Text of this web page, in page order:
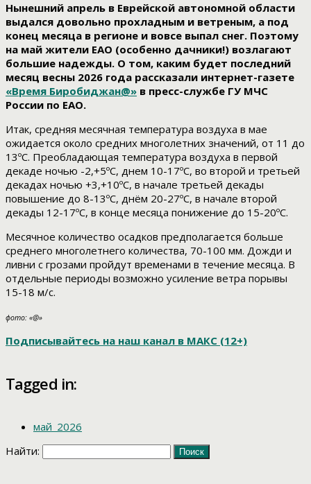
Нынешний апрель в Еврейской автономной области
выдался довольно прохладным и ветреным, а под
конец месяца в регионе и вовсе выпал снег. Поэтому
на май жители ЕАО (особенно дачники!) возлагают
большие надежды. О том, каким будет последний
месяц весны 2026 года рассказали интернет-газете
«Время Биробиджан@» в пресс-службе ГУ МЧС
России по ЕАО.
Итак, средняя месячная температура воздуха в мае
ожидается около средних многолетних значений, от 11 до
13ºС. Преобладающая температура воздуха в первой
декаде ночью -2,+5ºС, днем 10-17ºС, во второй и третьей
декадах ночью +3,+10ºС, в начале третьей декады
повышение до 8-13ºС, днём 20-27ºС, в начале второй
декады 12-17ºС, в конце месяца понижение до 15-20ºС.
Месячное количество осадков предполагается больше
среднего многолетнего количества, 70-100 мм. Дожди и
ливни с грозами пройдут временами в течение месяца. В
отдельные периоды возможно усиление ветра порывы
15-18 м/с.
фото: «@»
Подписывайтесь на наш канал в МАКС (12+)
Tagged in:
май_2026
Найти: